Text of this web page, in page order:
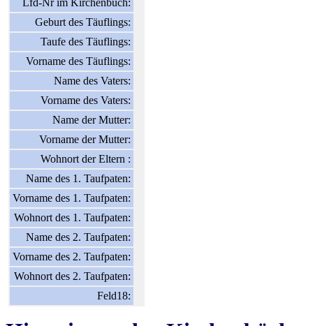
Lfd-Nr im Kirchenbuch:
Geburt des Täuflings:
Taufe des Täuflings:
Vorname des Täuflings:
Name des Vaters:
Vorname des Vaters:
Name der Mutter:
Vorname der Mutter:
Wohnort der Eltern :
Name des 1. Taufpaten:
Vorname des 1. Taufpaten:
Wohnort des 1. Taufpaten:
Name des 2. Taufpaten:
Vorname des 2. Taufpaten:
Wohnort des 2. Taufpaten:
Feld18: